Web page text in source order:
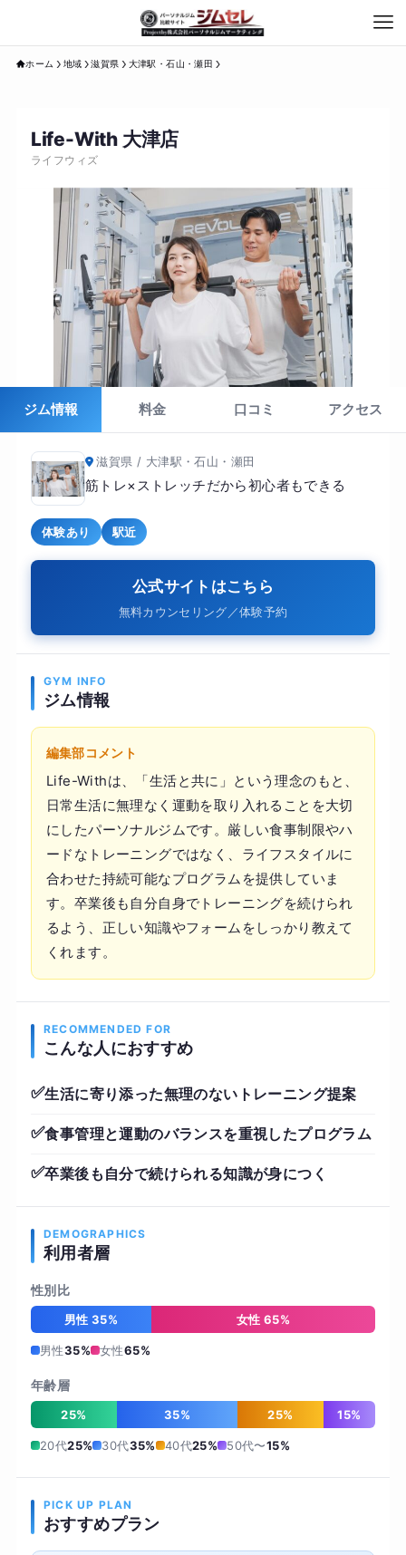
ホーム 地域 滋賀県 大津駅・石山・瀬田
Life-With 大津店
ライフウィズ
ジム情報 料金 口コミ アクセス
滋賀県 / 大津駅・石山・瀬田
筋トレ×ストレッチだから初心者もできる
体験あり 駅近
公式サイトはこちら
無料カウンセリング／体験予約
GYM INFO
ジム情報
編集部コメント
Life-Withは、「生活と共に」という理念のもと、
日常生活に無理なく運動を取り入れることを大切
にしたパーソナルジムです。厳しい食事制限やハ
ードなトレーニングではなく、ライフスタイルに
合わせた持続可能なプログラムを提供していま
す。卒業後も自分自身でトレーニングを続けられ
るよう、正しい知識やフォームをしっかり教えて
くれます。
RECOMMENDED FOR
こんな人におすすめ
✅生活に寄り添った無理のないトレーニング提案
✅食事管理と運動のバランスを重視したプログラム
✅卒業後も自分で続けられる知識が身につく
DEMOGRAPHICS
利用者層
性別比
男性 35% 女性 65%
男性35% 女性65%
年齢層
25% 35% 25% 15%
20代25% 30代35% 40代25% 50代〜15%
PICK UP PLAN
おすすめプラン